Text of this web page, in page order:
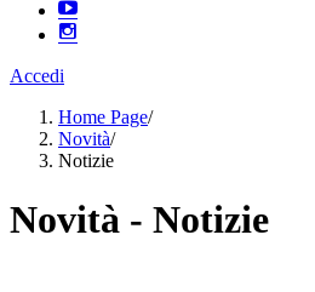
Accedi
Home Page/
Novità/
Notizie
Novità - Notizie